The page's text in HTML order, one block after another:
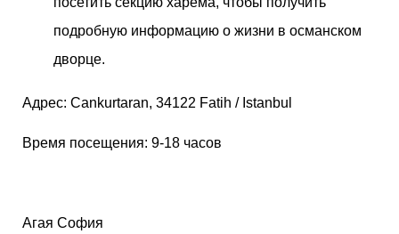
подробную информацию о жизни в османском
дворце.
Адрес: Cankurtaran, 34122 Fatih / Istanbul
Время посещения: 9-18 часов
Агая София